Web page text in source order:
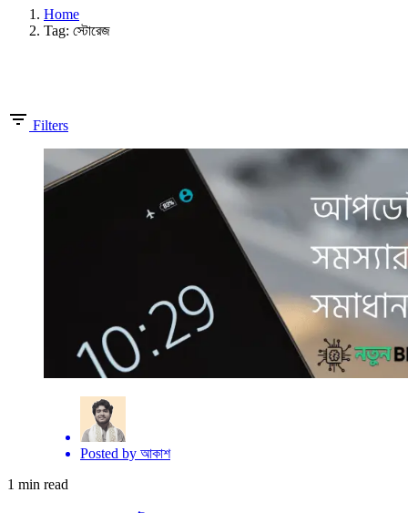
Home
Tag: স্টোরেজ
Filters
Posted by আকাশ
1 min read